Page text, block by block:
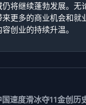
将继续蓬勃发展。无
更多的商业机会和就
创业的持续升温。
速度滑冰夺11金创历